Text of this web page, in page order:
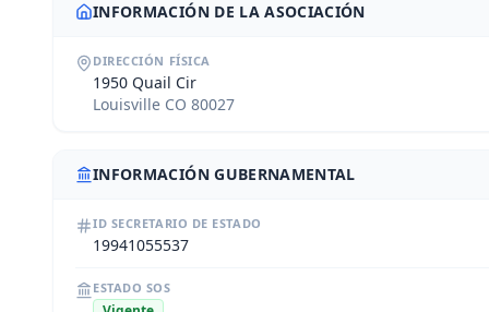
INFORMACIÓN DE LA ASOCIACIÓN
DIRECCIÓN FÍSICA
1950 Quail Cir
Louisville CO 80027
INFORMACIÓN GUBERNAMENTAL
ID SECRETARIO DE ESTADO
19941055537
ESTADO SOS